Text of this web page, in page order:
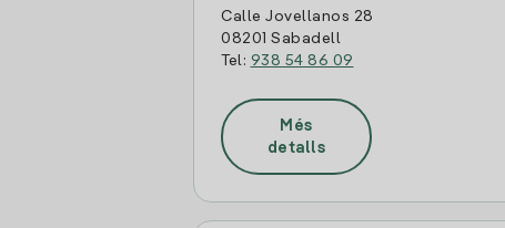
Calle Jovellanos 28
08201 Sabadell
Tel: 938 54 86 09
Més
detalls